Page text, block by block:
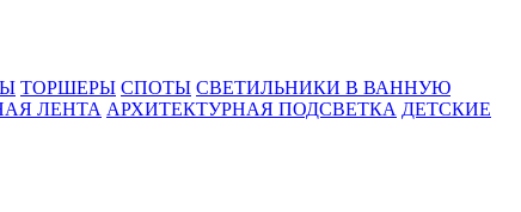
ТОРШЕРЫ СПОТЫ СВЕТИЛЬНИКИ В ВАННУЮ
ЛЕНТА АРХИТЕКТУРНАЯ ПОДСВЕТКА ДЕТСКИЕ